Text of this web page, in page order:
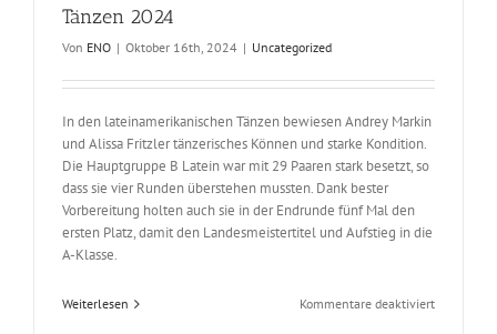
Tänzen 2024
Von ENO | Oktober 16th, 2024 | Uncategorized
In den lateinamerikanischen Tänzen bewiesen Andrey Markin
und Alissa Fritzler tänzerisches Können und starke Kondition.
Die Hauptgruppe B Latein war mit 29 Paaren stark besetzt, so
dass sie vier Runden überstehen mussten. Dank bester
Vorbereitung holten auch sie in der Endrunde fünf Mal den
ersten Platz, damit den Landesmeistertitel und Aufstieg in die
A-Klasse.
Weiterlesen Kommentare deaktiviertfür